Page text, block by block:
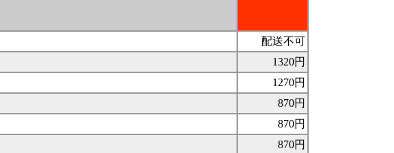
配送不可
1320円
1270円
870円
870円
870円